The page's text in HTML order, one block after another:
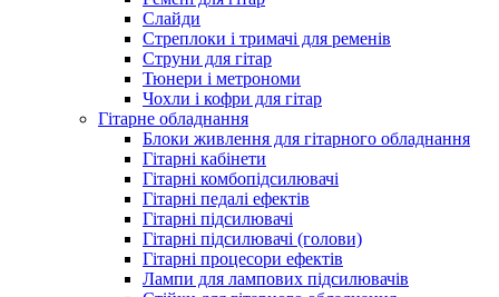
Слайди
Стреплоки і тримачі для ременів
Струни для гітар
Тюнери і метрономи
Чохли і кофри для гітар
Гітарне обладнання
Блоки живлення для гітарного обладнання
Гітарні кабінети
Гітарні комбопідсилювачі
Гітарні педалі ефектів
Гітарні підсилювачі
Гітарні підсилювачі (голови)
Гітарні процесори ефектів
Лампи для лампових підсилювачів